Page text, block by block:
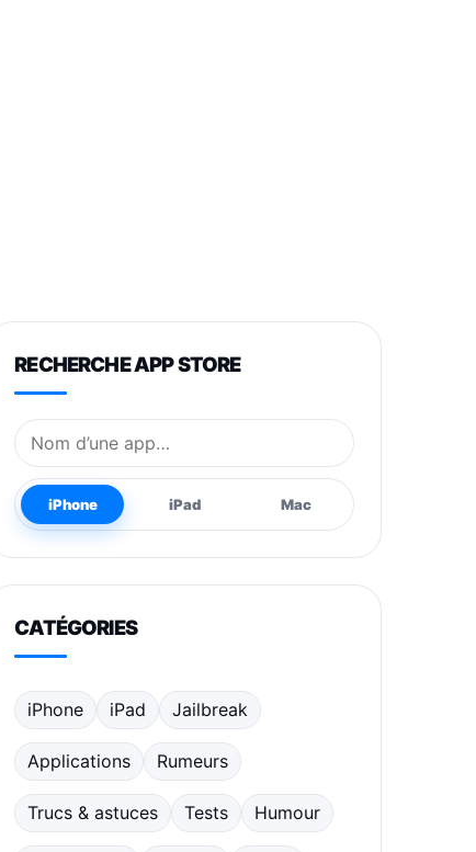
RECHERCHE APP STORE
Nom de l’application
iPhone iPad Mac
CATÉGORIES
iPhone iPad Jailbreak
Applications Rumeurs
Trucs & astuces Tests Humour